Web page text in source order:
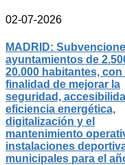
02-07-2026
MADRID:
ayuntamientos de
20.000 habitantes, con
finalidad de mejorar la
seguridad,
eficiencia energética,
digitalización y el
mantenimiento
instalaciones
municipales para el